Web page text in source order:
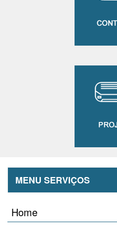
MENU SERVIÇOS
Home